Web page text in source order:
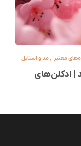
معتبر ,مد و استایل
| ادکلن‌های